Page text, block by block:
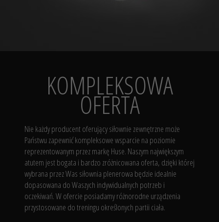
KOMPLEKSOWA
OFERTA
Nie każdy producent oferujący siłownie zewnętrzne może
Państwu zapewnić kompleksowe wsparcie na poziomie
reprezentowanym przez markę Huse. Naszym największym
atutem jest bogata i bardzo zróżnicowana oferta, dzięki której
wybrana przez Was siłownia plenerowa będzie idealnie
dopasowana do Waszych indywidualnych potrzeb i
oczekiwań. W ofercie posiadamy różnorodne urządzenia
przystosowane do treningu określonych partii ciała.